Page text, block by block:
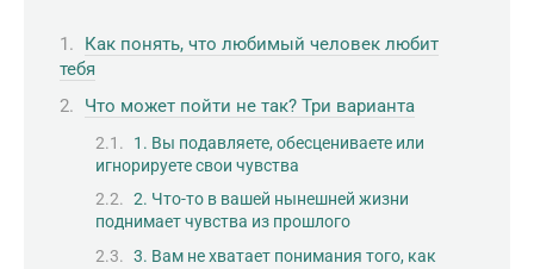
Как понять, что любимый человек любит
тебя
Что может пойти не так? Три варианта
1. Вы подавляете, обесцениваете или
игнорируете свои чувства
2. Что-то в вашей нынешней жизни
поднимает чувства из прошлого
3. Вам не хватает понимания того, как